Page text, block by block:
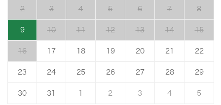
2 3 4 5 6 7 8
9 10 11 12 13 14 15
16 17 18 19 20 21 22
23 24 25 26 27 28 29
30 31 2 3 4 5